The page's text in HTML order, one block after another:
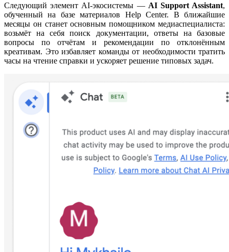
Следующий элемент AI-экосистемы — AI Support Assistant,
обученный на базе материалов Help Center. В ближайшие
месяцы он станет основным помощником медиаспециалиста:
возьмёт на себя поиск документации, ответы на базовые
вопросы по отчётам и рекомендации по отклонённым
креативам. Это избавляет команды от необходимости тратить
часы на чтение справки и ускоряет решение типовых задач.